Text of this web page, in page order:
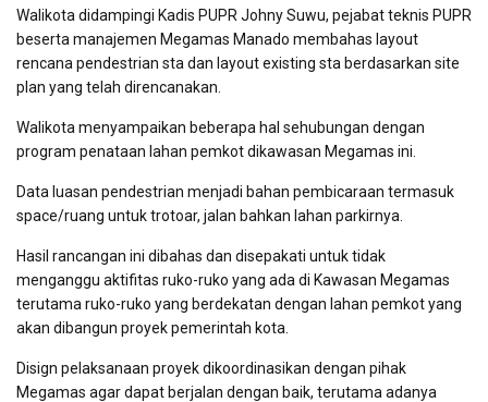
Walikota didampingi Kadis PUPR Johny Suwu, pejabat teknis PUPR
beserta manajemen Megamas Manado membahas layout
rencana pendestrian sta dan layout existing sta berdasarkan site
plan yang telah direncanakan.
Walikota menyampaikan beberapa hal sehubungan dengan
program penataan lahan pemkot dikawasan Megamas ini.
Data luasan pendestrian menjadi bahan pembicaraan termasuk
space/ruang untuk trotoar, jalan bahkan lahan parkirnya.
Hasil rancangan ini dibahas dan disepakati untuk tidak
menganggu aktifitas ruko-ruko yang ada di Kawasan Megamas
terutama ruko-ruko yang berdekatan dengan lahan pemkot yang
akan dibangun proyek pemerintah kota.
Disign pelaksanaan proyek dikoordinasikan dengan pihak
Megamas agar dapat berjalan dengan baik, terutama adanya